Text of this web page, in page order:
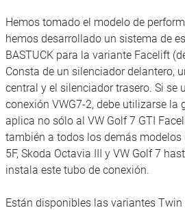
Hemos tomado el modelo de
hemos desarrollado un sistema de
BASTUCK para la variante Facelift
Consta de un silenciador delantero,
central y el silenciador trasero. Si se
conexión VWG7-2, debe utilizarse la
aplica no sólo al VW Golf 7 GTI
también a todos los demás modelos
5F, Skoda Octavia III y VW Golf 7
instala este tubo de conexión.
Están disponibles las variantes Twin